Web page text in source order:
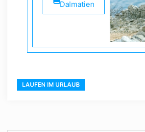
Dalmatien
LAUFEN IM URLAUB